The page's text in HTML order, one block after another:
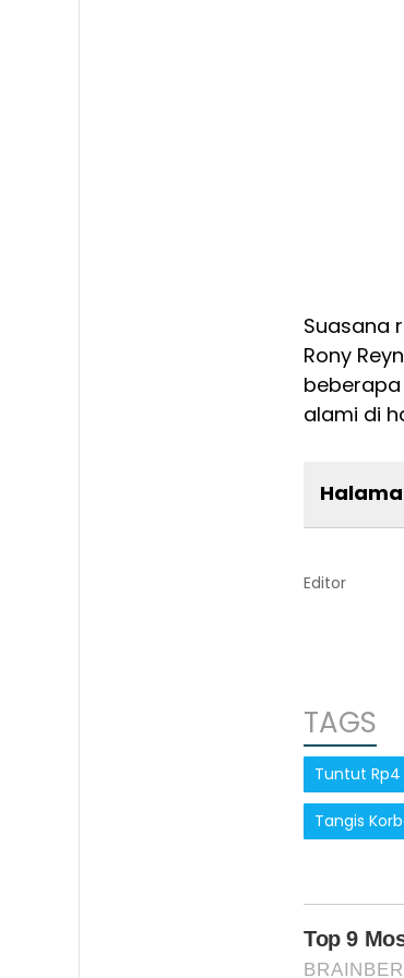
Suasana
Rony
alami di
Editor
TAGS
Tuntut Rp4
Tangis